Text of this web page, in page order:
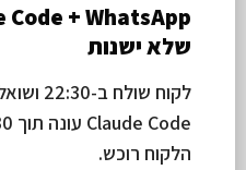
שלא ישנות
לקוח שולח ב-22:30 ושואל על המחיר…
Claude Code עונה תוך 30 שניות…
הלקוח רוכש.